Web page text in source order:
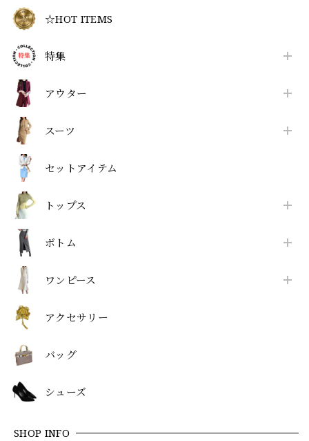
☆HOT ITEMS
特集
アウター
スーツ
セットアイテム
トップス
ボトム
ワンピース
アクセサリー
バッグ
シューズ
SHOP INFO